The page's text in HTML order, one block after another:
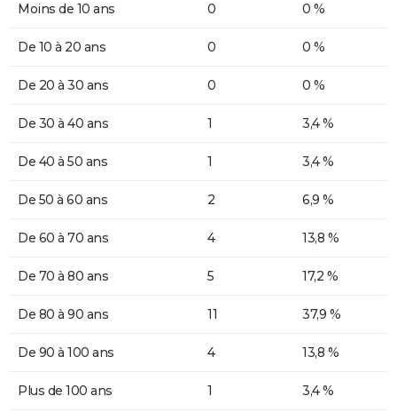
Moins de 10 ans 0 0 %
De 10 à 20 ans 0 0 %
De 20 à 30 ans 0 0 %
De 30 à 40 ans 1 3,4 %
De 40 à 50 ans 1 3,4 %
De 50 à 60 ans 2 6,9 %
De 60 à 70 ans 4 13,8 %
De 70 à 80 ans 5 17,2 %
De 80 à 90 ans 11 37,9 %
De 90 à 100 ans 4 13,8 %
Plus de 100 ans 1 3,4 %